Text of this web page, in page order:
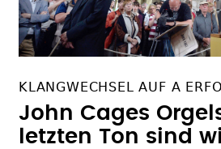
KLANGWECHSEL AUF A
John Cages
letzten Ton sind